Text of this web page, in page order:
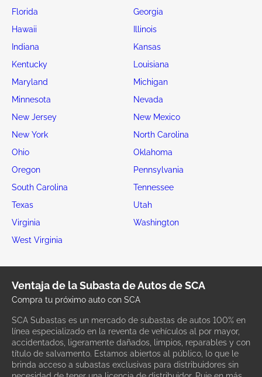
Florida
Georgia
Hawaii
Illinois
Indiana
Kansas
Kentucky
Louisiana
Maryland
Michigan
Minnesota
Nevada
New Jersey
New Mexico
New York
North Carolina
Ohio
Oklahoma
Oregon
Pennsylvania
South Carolina
Tennessee
Texas
Utah
Virginia
Washington
West Virginia
Ventaja de la Subasta de Autos de SCA
Compra tu próximo auto con SCA
SCA Subastas es un mercado de subastas de autos 100% en
línea especializado en la reventa de vehículos al por mayor,
accidentados, ligeramente dañados, limpios, reparables y con
título de salvamento. Estamos abiertos al público, lo que le
brinda acceso a subastas exclusivas para distribuidores sin